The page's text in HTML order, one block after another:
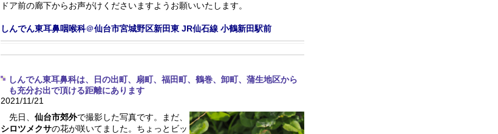
ドア前の廊下からお声がけくださいますようお願いいたします。
しんでん東耳鼻咽喉科＠仙台市宮城野区新田東 JR仙石線 小鶴新田駅前
しんでん東耳鼻科は、日の出町、扇町、福田町、鶴巻、卸町、蒲生地区から
も充分お出で頂ける距離にあります
2021/11/21
先日、 仙台市郊外で撮影した写真です。まだ、
シロツメクサの花が咲いてました。ちょっとビッ